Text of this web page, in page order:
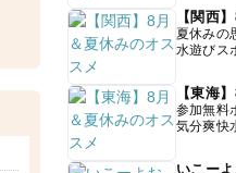
【関西
夏休みの
水遊びス
【東海
参加無料
気分爽快
いこー